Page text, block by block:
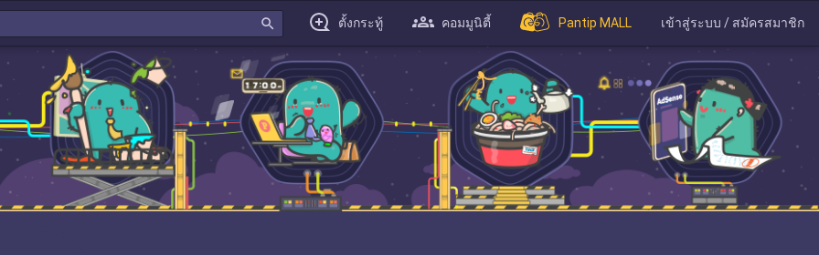
search ตั้งกระทู้ คอมมูนิตี้ Pantip MALL เข้าสู่ระบบ / สมัครสมาชิก